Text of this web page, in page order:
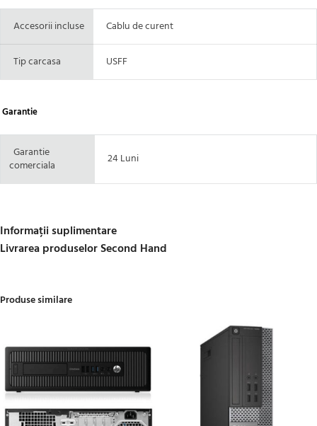
Accesorii incluse Cablu de curent
Tip carcasa USFF
Garantie
Garantie
comerciala
24 Luni
Informații suplimentare
Livrarea produselor Second Hand
Produse similare